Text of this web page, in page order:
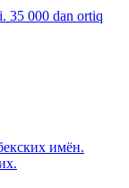
35 000 dan ortiq
имён.